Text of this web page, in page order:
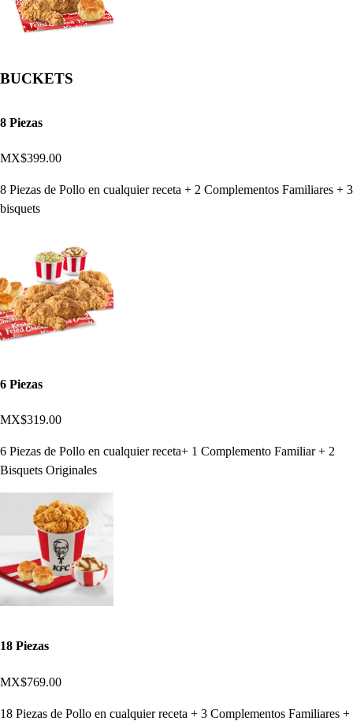
BUCKETS
8 Piezas
MX$399.00
8 Piezas de Pollo en cualquier receta + 2 Complementos Familiares + 3
bisquets
6 Piezas
MX$319.00
6 Piezas de Pollo en cualquier receta+ 1 Complemento Familiar + 2
Bisquets Originales
18 Piezas
MX$769.00
18 Piezas de Pollo en cualquier receta + 3 Complementos Familiares +